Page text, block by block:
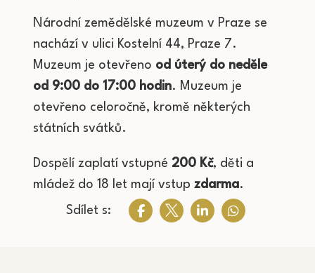
Národní zemědělské muzeum v Praze se
nachází v ulici Kostelní 44, Praze 7.
Muzeum je otevřeno od úterý do neděle
od 9:00 do 17:00 hodin. Muzeum je
otevřeno celoročně, kromě některých
státních svátků.
Dospělí zaplatí vstupné200 Kč, děti a
mládež do 18 let mají vstup zdarma.
Sdílet s: